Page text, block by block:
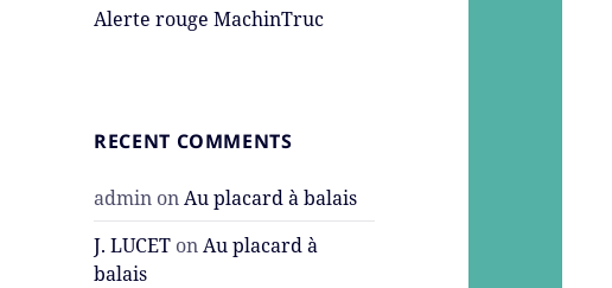
Alerte rouge MachinTruc
RECENT COMMENTS
admin onAu placard à balais
J. LUCET onAu placard à
balais